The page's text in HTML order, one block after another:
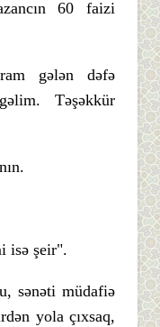
60 faizi
gələn dəfə
Təşəkkür
isə şeir".
sənəti müdafiə
yola çıxsaq,